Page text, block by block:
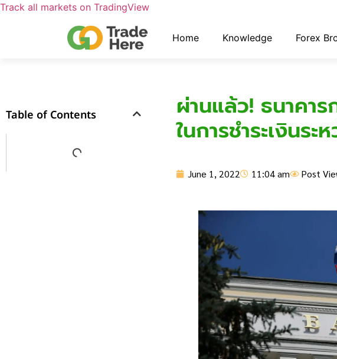
Track all markets on TradingView
Home Knowledge Forex
Table of Contents ผ่านแล้ว! ธนาคา
ในการชำระเงินระ
June 1, 2022 11:04 am Post